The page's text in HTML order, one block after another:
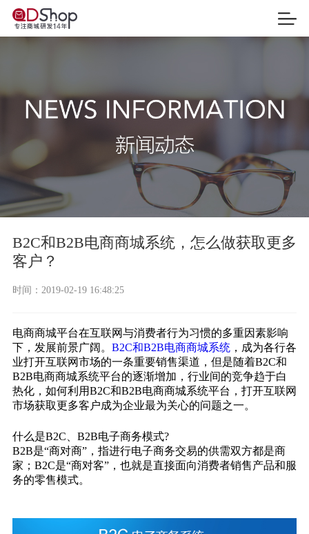
B2C和B2B电商商城系统，怎么做获取更多
客户？
时间： 2019-02-19 16:48:25
电商商城平台在互联网与消费者行为习惯的多重因素影响
下，发展前景广阔。 B2C和B2B电商商城系统，成为各行各
业打开互联网市场的一条重要销售渠道，但是随着B2C和
B2B电商商城系统平台的逐渐增加，行业间的竞争趋于白
热化，如何利用B2C和B2B电商商城系统平台，打开互联网
市场获取更多客户成为企业最为关心的问题之一。
什么是B2C、B2B电子商务模式?
B2B是“商对商”，指进行电子商务交易的供需双方都是商
家；B2C是“商对客”，也就是直接面向消费者销售产品和服
务的零售模式。